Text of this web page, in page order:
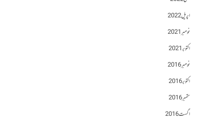
اپریل 2022
نومبر 2021
اکتوبر 2021
نومبر 2016
اکتوبر 2016
ستمبر 2016
اگست 2016